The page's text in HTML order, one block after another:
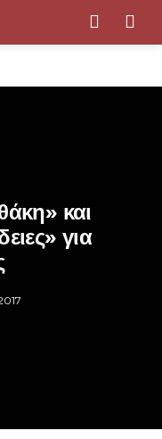
και
για